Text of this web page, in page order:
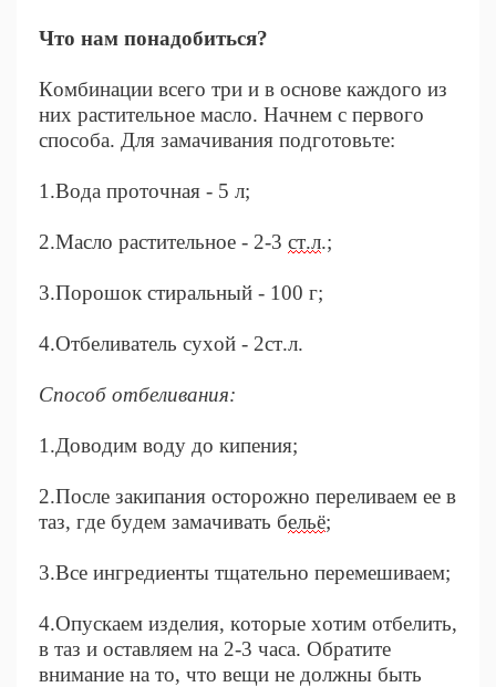
Что нам понадобиться?
Комбинации всего три и в основе каждого из
них растительное масло. Начнем с первого
способа. Для замачивания подготовьте:
1.Вода проточная - 5 л;
2.Масло растительное - 2-3 ст.л.;
3.Порошок стиральный - 100 г;
4.Отбеливатель сухой - 2ст.л.
Способ отбеливания:
1.Доводим воду до кипения;
2.После закипания осторожно переливаем ее в
таз, где будем замачивать бельё;
3.Все ингредиенты тщательно перемешиваем;
4.Опускаем изделия, которые хотим отбелить,
в таз и оставляем на 2-3 часа. Обратите
внимание на то, что вещи не должны быть